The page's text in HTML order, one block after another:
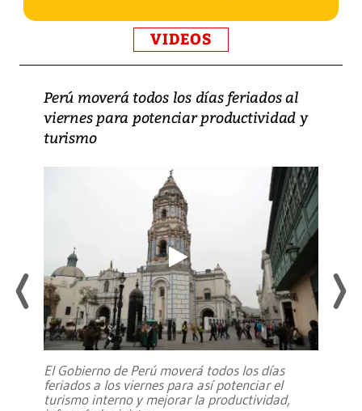
VIDEOS
Perú moverá todos los días feriados al
viernes para potenciar productividad y
turismo
El Gobierno de Perú moverá todos los días
feriados a los viernes para así potenciar el
turismo interno y mejorar la productividad,